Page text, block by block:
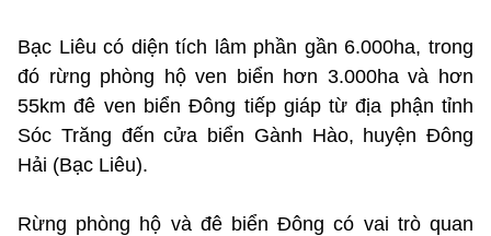
Bạc Liêu có diện tích lâm phần gần 6.000ha, trong
đó rừng phòng hộ ven biển hơn 3.000ha và hơn
55km đê ven biển Đông tiếp giáp từ địa phận tỉnh
Sóc Trăng đến cửa biển Gành Hào, huyện Đông
Hải (Bạc Liêu).
Rừng phòng hộ và đê biển Đông có vai trò quan